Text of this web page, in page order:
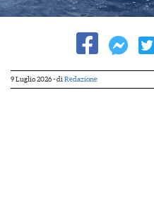
9 Luglio 2026- di Redazione